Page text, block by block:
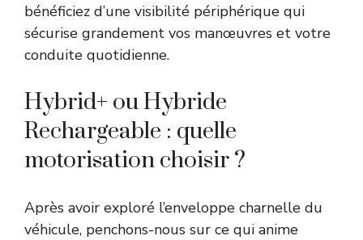
bénéficiez d’une visibilité périphérique qui
sécurise grandement vos manœuvres et votre
conduite quotidienne.
Hybrid+ ou Hybride
Rechargeable : quelle
motorisation choisir ?
Après avoir exploré l’enveloppe charnelle du
véhicule, penchons-nous sur ce qui anime